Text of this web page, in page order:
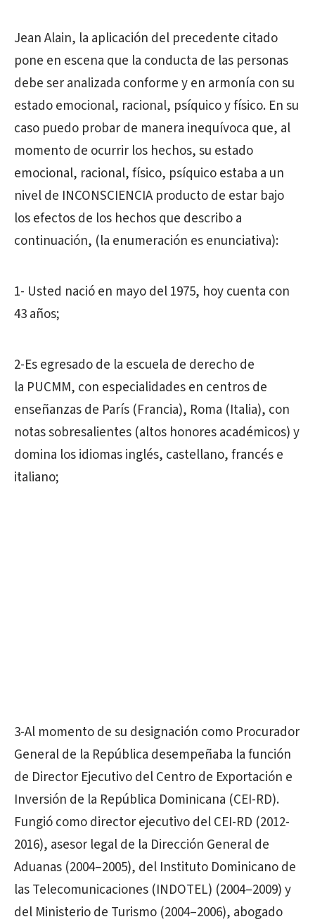
Jean Alain, la aplicación del precedente citado
pone en escena que la conducta de las personas
debe ser analizada conforme y en armonía con su
estado emocional, racional, psíquico y físico. En su
caso puedo probar de manera inequívoca que, al
momento de ocurrir los hechos, su estado
emocional, racional, físico, psíquico estaba a un
nivel de INCONSCIENCIA producto de estar bajo
los efectos de los hechos que describo a
continuación, (la enumeración es enunciativa):
1- Usted nació en mayo del 1975, hoy cuenta con
43 años;
2-Es egresado de la escuela de derecho de
la PUCMM, con especialidades en centros de
enseñanzas de París (Francia), Roma (Italia), con
notas sobresalientes (altos honores académicos) y
domina los idiomas inglés, castellano, francés e
italiano;
3-Al momento de su designación como Procurador
General de la República desempeñaba la función
de Director Ejecutivo del Centro de Exportación e
Inversión de la República Dominicana (CEI-RD).
Fungió como director ejecutivo del CEI-RD (2012-
2016), asesor legal de la Dirección General de
Aduanas (2004–2005), del Instituto Dominicano de
las Telecomunicaciones (INDOTEL) (2004–2009) y
del Ministerio de Turismo (2004–2006), abogado